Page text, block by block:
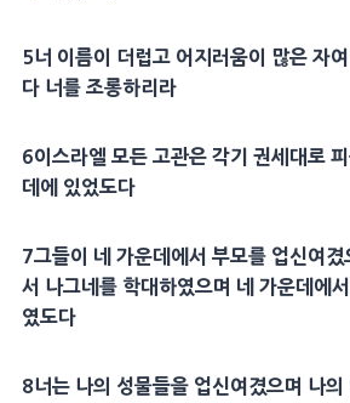
5너 이름이 더럽고 어지러움이 많은 자
다 너를 조롱하리라
6이스라엘 모든 고관은 각기 권세대로
데에 있었도다
7그들이 네 가운데에서 부모를 업신여겼
서 나그네를 학대하였으며 네 가운데에
였도다
8너는 나의 성물들을 업신여겼으며 나의